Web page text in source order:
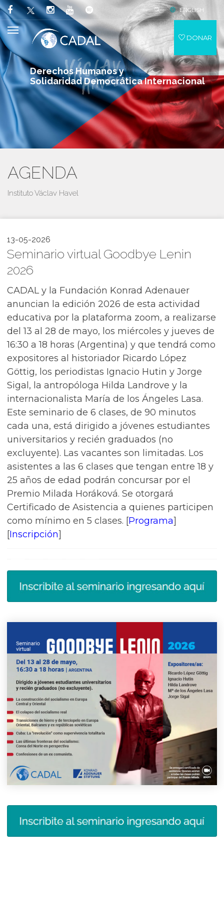
Derechos Humanos y
Solidaridad Democrática Internacional
ENGLISH
DONAR
AGENDA
Instituto Václav Havel
13-05-2026
Seminario virtual Goodbye Lenin
2026
CADAL y la Fundación Konrad Adenauer
anuncian la edición 2026 de esta actividad
educativa por la plataforma zoom, a realizarse
del 13 al 28 de mayo, los miércoles y jueves de
16:30 a 18 horas (Argentina) y que tendrá como
expositores al historiador Ricardo López
Göttig, los periodistas Ignacio Hutin y Jorge
Sigal, la antropóloga Hilda Landrove y la
internacionalista María de los Ángeles Lasa.
Este seminario de 6 clases, de 90 minutos
cada una, está dirigido a jóvenes estudiantes
universitarios y recién graduados (no
excluyente). Las vacantes son limitadas. Los
asistentes a las 6 clases que tengan entre 18 y
25 años de edad podrán concursar por el
Premio Milada Horáková. Se otorgará
Certificado de Asistencia a quienes participen
como mínimo en 5 clases. [Programa]
[Inscripción]